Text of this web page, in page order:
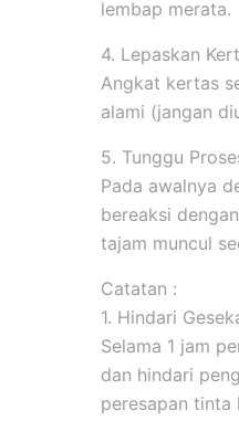
lembap merata.
4. Lepaskan
Angkat kertas
alami (jangan
5. Tunggu
Pada awalnya
bereaksi
tajam muncul
Catatan :
1. Hindari
Selama 1 jam
dan hindari
peresapan